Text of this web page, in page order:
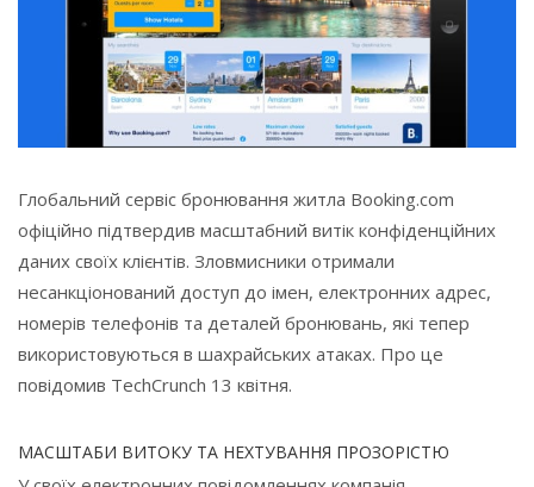
Глобальний сервіс бронювання житла Booking.com
офіційно підтвердив масштабний витік конфіденційних
даних своїх клієнтів. Зловмисники отримали
несанкціонований доступ до імен, електронних адрес,
номерів телефонів та деталей бронювань, які тепер
використовуються в шахрайських атаках. Про це
повідомив TechCrunch 13 квітня.
МАСШТАБИ ВИТОКУ ТА НЕХТУВАННЯ ПРОЗОРІСТЮ